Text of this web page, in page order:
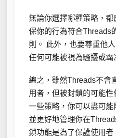
無論你選擇哪種策略，
保你的行為符合Threads
則。 此外，也要尊重他
任何可能被視為騷擾或霸
總之，雖然Threads不會
用者，但被封鎖的可能
一些策略，你可以盡可能
並更好地管理你在
鎖功能是為了保護使用